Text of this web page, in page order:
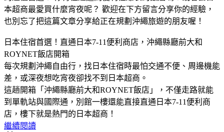
​日本住宿首選！直通日本7-11便利商店，沖繩縣廳前大和
ROYNET飯店開箱
​每次規劃沖繩自由行，找日本住宿時最怕交通不便、周邊機能
差，或深夜想吃宵夜卻找不到日本超商。
​這趟開箱「沖繩縣廳前大和ROYNET飯店」，不僅走路就能
到單軌站與國際通，別館一樓還能直接直通日本7-11便利商
店，樓下就是熱門的日本超商！
繼續閱讀